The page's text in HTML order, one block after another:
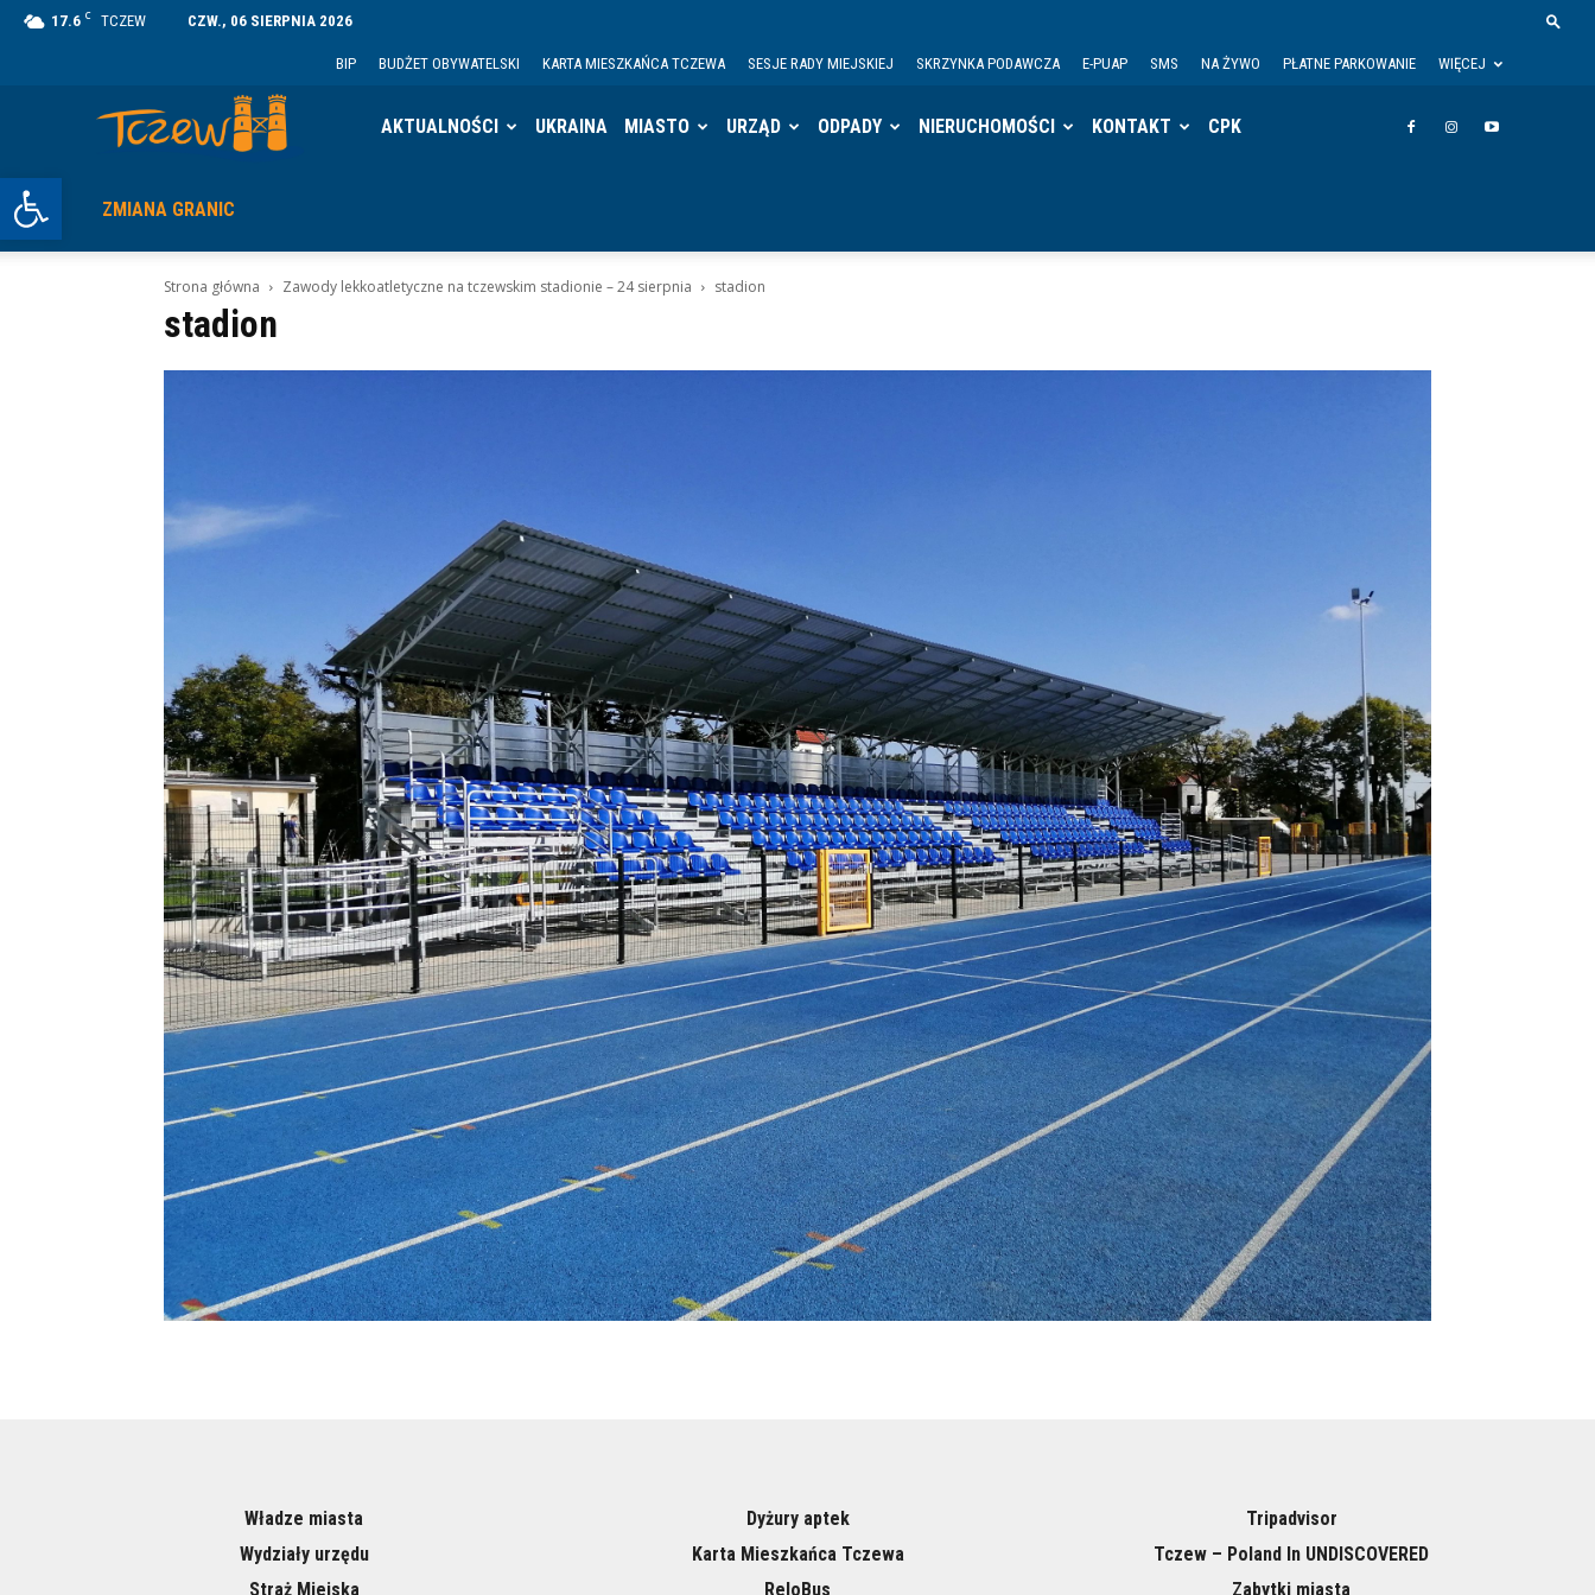
Otwórz pasek narzędzi
17.6 C TCZEW CZW., 06 SIERPNIA 2026
BIP BUDŻET OBYWATELSKI KARTA MIESZKAŃCA TCZEWA SESJE RADY MIEJSKIEJ SKRZYNKA PODAWCZA E-PUAP SMS NA ŻYWO PŁATNE PARKOWANIE WIĘCEJ
AKTUALNOŚCI UKRAINA MIASTO URZĄD ODPADY NIERUCHOMOŚCI KONTAKT CPK
ZMIANA GRANIC
Strona główna Zawody lekkoatletyczne na tczewskim stadionie – 24 sierpnia stadion
stadion
Władze miasta
Wydziały urzędu
Straż Miejska
Dyżury aptek
Karta Mieszkańca Tczewa
ReloBus
Tripadvisor
Tczew – Poland In UNDISCOVERED
Zabytki miasta